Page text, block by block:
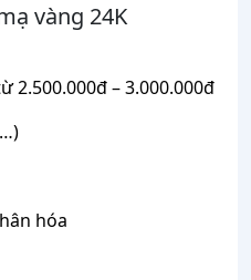
vàng 24K
2.500.000đ – 3.000.000đ
hóa